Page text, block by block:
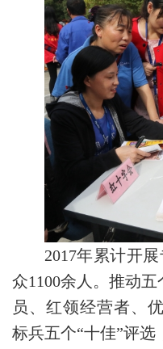
2017年累计开
众1100余人。推动
员、红领经营者、
标兵五个“十佳”评